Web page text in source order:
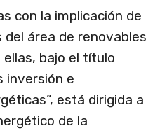
con la implicación de
área de renovables
ellas, bajo el título
inversión e
está dirigida a
de la